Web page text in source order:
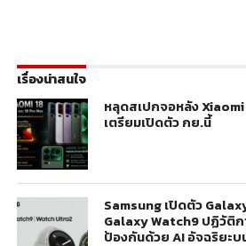
เรื่องน่าสนใจ
หลุดสเปกจอหลัง
เตรียมเปิดตัว กย.นี้
Samsung เปิดตัว
Galaxy Watch9 ปฏิวัติ
ป้องกันด้วย AI อัจฉริยะ